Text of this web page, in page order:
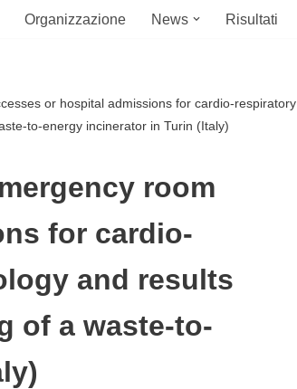
Organizzazione News Risultati
or hospital admissions for cardio-respiratory
to-energy incinerator in Turin (Italy)
room
for cardio-
and results
of a waste-to-